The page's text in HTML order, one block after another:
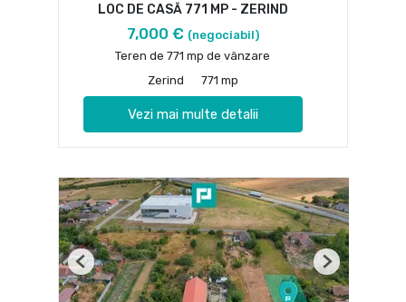
LOC DE CASĂ 771 MP - ZERIND
7,000 € (negociabil)
Teren de 771 mp de vânzare
Zerind
771 mp
Vezi mai multe detalii
Previous Next